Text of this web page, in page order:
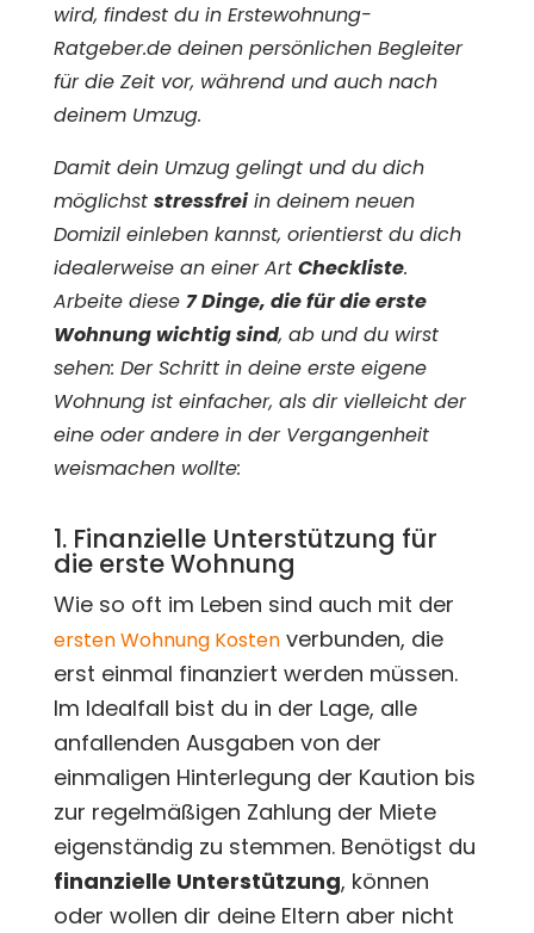
wird, findest du in Erstewohnung-
Ratgeber.de deinen persönlichen Begleiter
für die Zeit vor, während und auch nach
deinem Umzug.
Damit dein Umzug gelingt und du dich
möglichst stressfreiin deinem neuen
Domizil einleben kannst, orientierst du dich
idealerweise an einer Art Checkliste.
Arbeite diese 7 Dinge, die für die erste
Wohnung wichtig sind, ab und du wirst
sehen: Der Schritt in deine erste eigene
Wohnung ist einfacher, als dir vielleicht der
eine oder andere in der Vergangenheit
weismachen wollte:
1. Finanzielle Unterstützung für
die erste Wohnung
Wie so oft im Leben sind auch mit der
ersten Wohnung Kostenverbunden, die
erst einmal finanziert werden müssen.
Im Idealfall bist du in der Lage, alle
anfallenden Ausgaben von der
einmaligen Hinterlegung der Kaution bis
zur regelmäßigen Zahlung der Miete
eigenständig zu stemmen. Benötigst du
finanzielle Unterstützung, können
oder wollen dir deine Eltern aber nicht